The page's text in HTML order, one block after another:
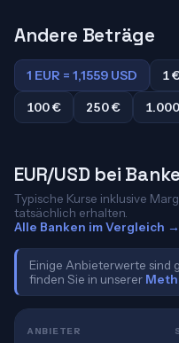
Andere Beträge
1 EUR = 1,1559 USD 1
100 €
250 €
EUR/USD bei
Typische Kurse inklusive
tatsächlich erhalten.
Alle Banken im Vergleich →
Einige Anbieterwerte sind
finden Sie in unserer
ANBIETER